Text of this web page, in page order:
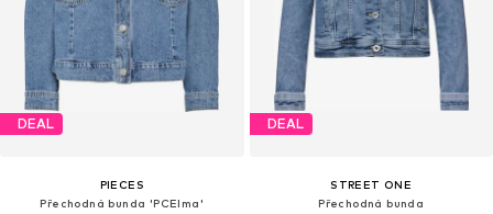
DEAL
PIECES
Přechodná bunda 'PCElma'
DEAL
STREET ONE
Přechodná bunda